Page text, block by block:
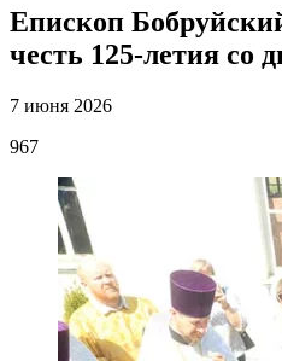
Епископ
честь 125-летия со
7 июня 2026
967